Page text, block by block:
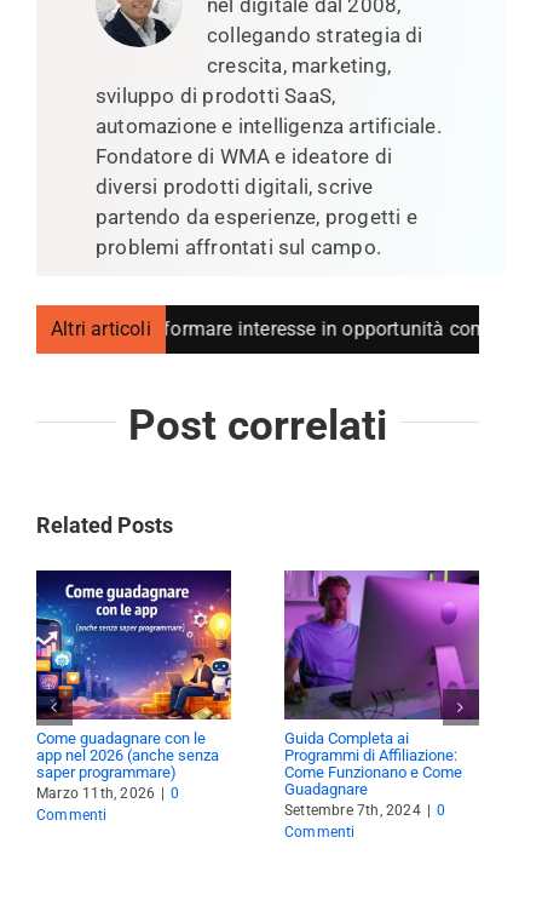
collegando strategia di
crescita, marketing,
sviluppo di prodotti SaaS,
automazione e intelligenza artificiale.
Fondatore di WMA e ideatore di
diversi prodotti digitali, scrive
partendo da esperienze, progetti e
problemi affrontati sul campo.
Altri articoli
trasformare interesse in opportunità commerciali
Post correlati
Related Posts
Come guadagnare con le
app nel 2026 (anche senza
saper programmare)
Marzo 11th, 2026
0
Commenti
Guida Completa ai
Programmi di Affiliazione:
Come Funzionano e Come
Guadagnare
Settembre 7th, 2024
0
Commenti